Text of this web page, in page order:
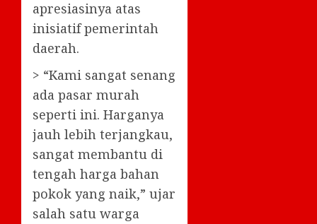
apresiasinya atas
inisiatif pemerintah
daerah.
> “Kami sangat senang
ada pasar murah
seperti ini. Harganya
jauh lebih terjangkau,
sangat membantu di
tengah harga bahan
pokok yang naik,” ujar
salah satu warga